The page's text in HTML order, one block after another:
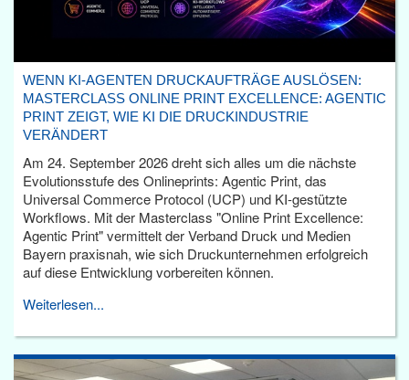
WENN KI-AGENTEN DRUCKAUFTRÄGE AUSLÖSEN:
MASTERCLASS ONLINE PRINT EXCELLENCE: AGENTIC
PRINT ZEIGT, WIE KI DIE DRUCKINDUSTRIE
VERÄNDERT
Am 24. September 2026 dreht sich alles um die nächste
Evolutionsstufe des Onlineprints: Agentic Print, das
Universal Commerce Protocol (UCP) und KI-gestützte
Workflows. Mit der Masterclass "Online Print Excellence:
Agentic Print" vermittelt der Verband Druck und Medien
Bayern praxisnah, wie sich Druckunternehmen erfolgreich
auf diese Entwicklung vorbereiten können.
Weiterlesen...